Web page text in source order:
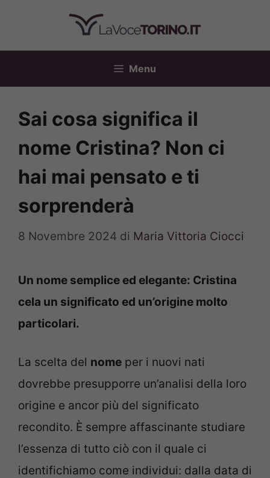
contenuto
Menu
Sai cosa significa il
nome Cristina? Non ci
hai mai pensato e ti
sorprenderà
8 Novembre 2024 di Maria Vittoria Ciocci
Un nome semplice ed elegante: Cristina
cela un significato ed un’origine molto
particolari.
La scelta del nome per i nuovi nati
dovrebbe presupporre un’analisi della loro
origine e ancor più del significato
recondito. È sempre affascinante studiare
l’essenza di tutto ciò con il quale ci
identifichiamo come individui: dalla data di